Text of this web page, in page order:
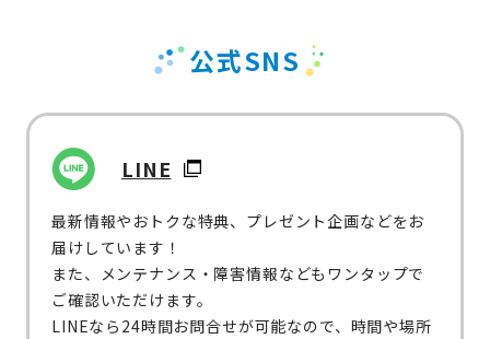
公式SNS
LINE
最新情報やおトクな特典、プレゼント企画などをお
届けしています！
また、メンテナンス・障害情報などもワンタップで
ご確認いただけます。
LINEなら24時間お問合せが可能なので、時間や場所